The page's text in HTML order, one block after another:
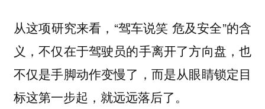
从这项研究来看，“驾车说笑 危及安全”的含
义，不仅在于驾驶员的手离开了方向盘，也
不仅是手脚动作变慢了，而是从眼睛锁定目
标这第一步起，就远远落后了。